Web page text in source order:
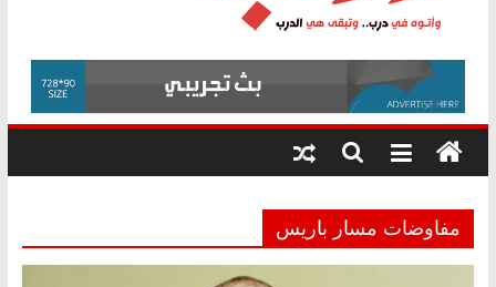
في الصحة” بالإسكندرية لرصد الانتهاكات
ودعم المرضى
الوزاري لمدينة الصحفيين.. وانتهاء أعمال
إنشاء المبنى الإداري
المجلس القومي لحقوق الإنسان يعلن
متابعة قضية الدكتور محمد زهران.. ويؤكد:
قرينة البراءة وضمانات المحاكمة العادلة
وأتوه
درب..
وتبقى
هي
مفاوضات مسار باريس